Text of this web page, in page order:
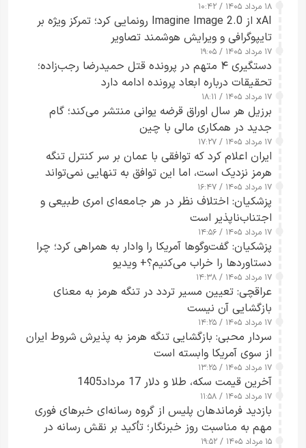
۱۸ مرداد ۱۴۰۵ / ۱۰:۴۲
xAI از Imagine Image 2.0 رونمایی کرد؛ تمرکز ویژه بر
تایپوگرافی و ویرایش هوشمند تصاویر
۱۷ مرداد ۱۴۰۵ / ۱۹:۰۵
دستگیری ۴ متهم در پرونده قتل حمیدرضا رجب‌زاده؛
تحقیقات درباره ابعاد پرونده ادامه دارد
۱۷ مرداد ۱۴۰۵ / ۱۸:۱۱
برزیل هر سال اوراق قرضه یوانی منتشر می‌کند؛ گام
جدید در همکاری مالی با چین
۱۷ مرداد ۱۴۰۵ / ۱۷:۲۷
ایران اعلام کرد که توافقی با عمان بر سر کنترل تنگه
هرمز نزدیک است، اما این توافق به تنهایی نمی‌تواند
آبراه را آزاد کند
۱۷ مرداد ۱۴۰۵ / ۱۶:۴۷
پزشکیان: اختلاف نظر در هر جامعه‌ای امری طبیعی و
اجتناب‌ناپذیر است
۱۷ مرداد ۱۴۰۵ / ۱۴:۵۶
پزشکیان: گفت‌وگوها آمریکا را وادار به همراهی کرد؛ چرا
دستاوردها را خراب می‌کنیم؟+ ویدیو
۱۷ مرداد ۱۴۰۵ / ۱۴:۳۸
عراقچی: تعیین مسیر تردد در تنگه هرمز به معنای
بازگشایی آن نیست
۱۷ مرداد ۱۴۰۵ / ۱۴:۲۵
سردار محبی: بازگشایی تنگه هرمز به پذیرش شروط ایران
از سوی آمریکا وابسته است
۱۷ مرداد ۱۴۰۵ / ۱۳:۲۵
آخرین قیمت سکه، طلا و دلار 17 مرداد1405
۱۷ مرداد ۱۴۰۵ / ۱۱:۵۸
بازدید فرماندهان پلیس از گروه رسانه‌ای خبرهای فوری
مهم به مناسبت روز خبرنگار؛ تأکید بر نقش رسانه در
تقویت امنیت و اعتماد عمومی
۱۵ مرداد ۱۴۰۵ / ۱۹:۵۲